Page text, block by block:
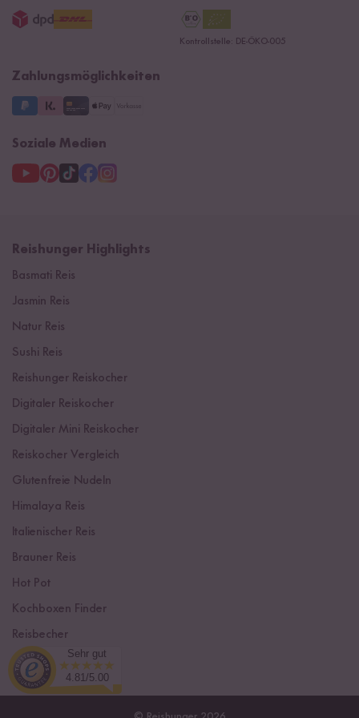
15 Jahre Reishunger
Jobs
Datenschutzerklärung
3 Jahre Garantie
Kontrollstelle: DE-ÖKO-005
Zahlungsmöglichkeiten
Soziale Medien
Reishunger Highlights
Basmati Reis
Jasmin Reis
Natur Reis
Sushi Reis
Reishunger Reiskocher
Digitaler Reiskocher
Digitaler Mini Reiskocher
Reiskocher Vergleich
Glutenfreie Nudeln
Himalaya Reis
Italienischer Reis
Brauner Reis
Hot Pot
Kochboxen Finder
Reisbecher
Sushi Einsteiger Box
Sehr gut
4.81/5.00